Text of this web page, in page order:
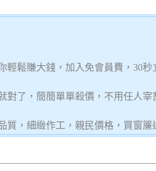
輕鬆賺大錢，加入免會員費，30秒
對了，簡簡單單殺價，不用任人
質，細緻作工，親民價格，買窗簾